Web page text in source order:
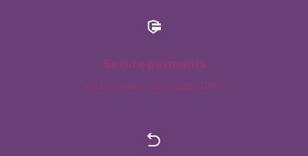
Secure payments
100% secure online payments